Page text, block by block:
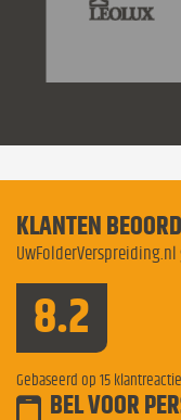
KLANTEN
8.2
Gebaseerd op 15
BEL VOOR